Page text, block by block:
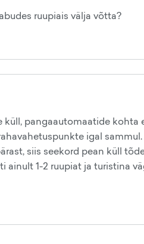
ruupiais välja võtta?
pangaautomaatide kohta
igal sammul.
siis seekord pean küll
ainult 1-2 ruupiat ja turistina